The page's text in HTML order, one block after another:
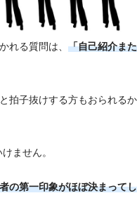
れる質問は、 「自己紹介また
拍子抜けする方もおられるか
ません。
の第一印象がほぼ決まってし